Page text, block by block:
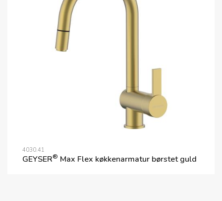
4030.41
GEYSER® Max Flex køkkenarmatur børstet guld